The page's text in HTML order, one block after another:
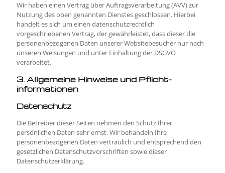
Wir haben einen Vertrag über Auftragsverarbeitung (AVV) zur
Nutzung des oben genannten Dienstes geschlossen. Hierbei
handelt es sich um einen datenschutzrechtlich
vorgeschriebenen Vertrag, der gewährleistet, dass dieser die
personenbezogenen Daten unserer Websitebesucher nur nach
unseren Weisungen und unter Einhaltung der DSGVO
verarbeitet.
3. Allgemeine Hinweise und Pflicht­
informationen
Datenschutz
Die Betreiber dieser Seiten nehmen den Schutz Ihrer
persönlichen Daten sehr ernst. Wir behandeln Ihre
personenbezogenen Daten vertraulich und entsprechend den
gesetzlichen Datenschutzvorschriften sowie dieser
Datenschutzerklärung.